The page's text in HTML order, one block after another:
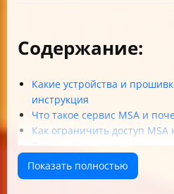
Содержание:
Какие устройства и
инструкция
Что такое сервис MSA и
Как ограничить доступ
Последствия отключения
минимизировать
Пошаговые инструкции по
Показать полностью